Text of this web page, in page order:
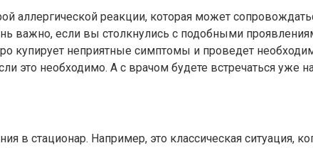
аллергической реакции, которая может
важно, если вы столкнулись с подобными
купирует неприятные симптомы и проведет
это необходимо. А с врачом будете встречаться уже
в стационар. Например, это классическая ситуация,